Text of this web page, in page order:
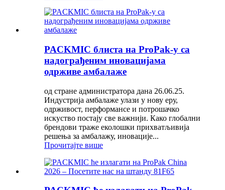
PACKMIC блиста на ProPak-у са
надограђеним иновацијама
одрживе амбалаже
од стране администратора дана 26.06.25.
Индустрија амбалаже улази у нову еру,
одрживост, перформансе и потрошачко
искуство постају све важнији. Како глобални
брендови траже еколошки прихватљивија
решења за амбалажу, иновације...
Прочитајте више